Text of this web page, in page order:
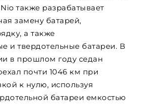
также разрабатывает
замену батарей,
а также
и твердотельные батареи. В
в прошлом году седан
почти 1046 км при
к нулю, используя
батареи емкостью